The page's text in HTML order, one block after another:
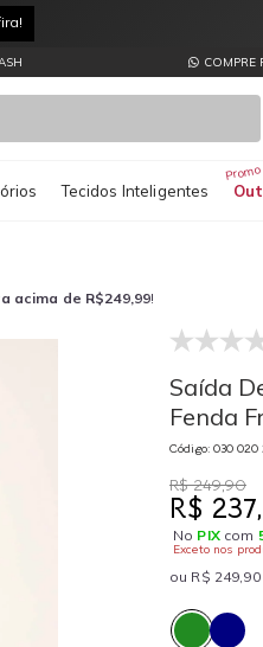
COMPRE
Tecidos Inteligentes
acima de R$249,99!
030 020 218 0015
Saída
Fenda
Código: 030 020
R$ 249,90
R$
No PIXcom
Exceto nos
ou R$